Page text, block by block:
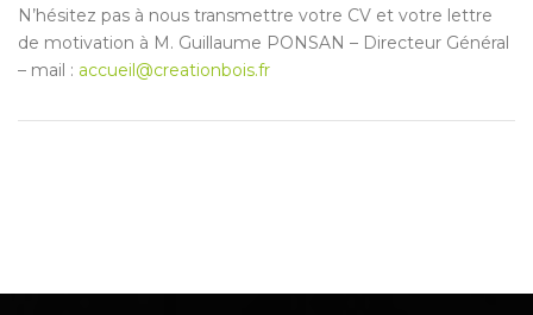
N’hésitez pas à nous transmettre votre CV et votre lettre
de motivation à M. Guillaume PONSAN – Directeur Général
– mail : accueil@creationbois.fr